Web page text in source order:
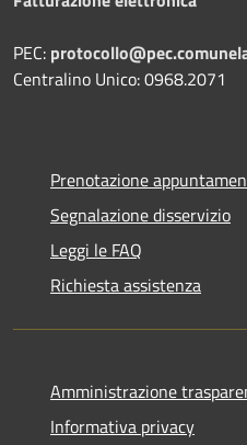
PEC:
Centralino Unico: 0968.2071
Prenotazione
Segnalazione disservizio
Leggi le FAQ
Richiesta assistenza
Amministrazione
Informativa privacy